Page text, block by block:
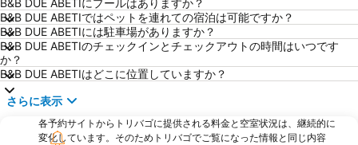
The Westin Excelsior
Officina Profumo Farmaceutica di Santa Maria Novella
Basilica of St Lawrence
Brunelleschi
Firenze Festival
サンタ・クローチェ教会
Peretola
Via dei Calzaiuoli
Badia Fiorentina
B&B DUE ABETIにプールはありますか？
B&B DUE ABETIではペットを連れての宿泊は可能ですか？
B&B DUE ABETIには駐車場がありますか？
B&B DUE ABETIのチェックインとチェックアウトの時間はいつです
か？
B&B DUE ABETIはどこに位置していますか？
さらに表示
各予約サイトからトリバゴに提供される料金と空室状況は、継続的に
変化しています。そのためトリバゴでご覧になった情報と同じ内容